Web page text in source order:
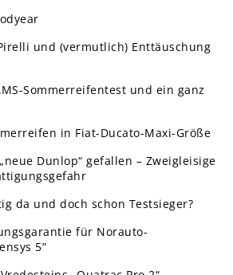
und (vermutlich) Enttäuschung
Sommerreifentest und ein ganz
in Fiat-Ducato-Maxi-Größe
Dunlop“ gefallen – Zweigleisige
da und doch schon Testsieger?
für Norauto-
5”